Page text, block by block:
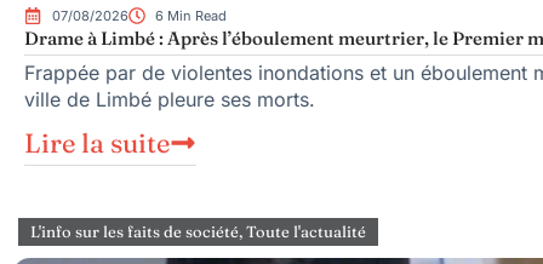
07/08/2026 6 Min Read
Drame à Limbé : Après l’éboulement meurtrier, le Premier
Frappée par de violentes inondations et un
ville de Limbé pleure ses morts.
Lire la suite
L'info sur les faits de société,Toute l'actualité